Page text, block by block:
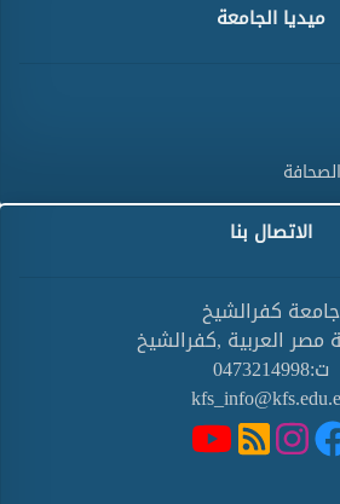
ميديا الجامعة
الاتصال بنا
جامعة كفرالشيخ
مصر العربية ,كفرالشيخ
ت:0473214998